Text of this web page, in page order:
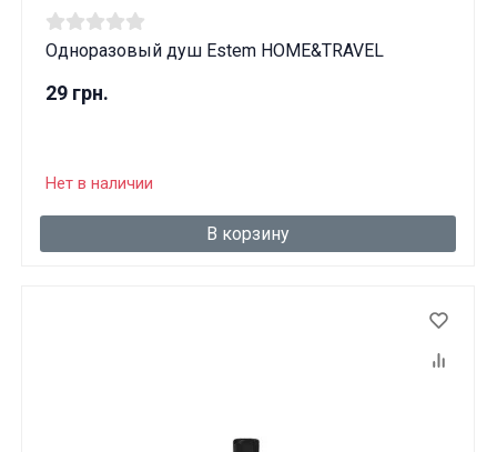
Одноразовый душ Estem HOME&TRAVEL
29 грн.
Нет в наличии
В корзину